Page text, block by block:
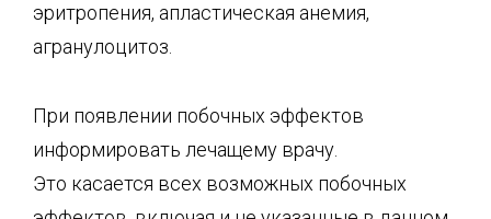
эритропения, апластическая анемия,
агранулоцитоз.
При появлении побочных эффектов
информировать лечащему врачу.
Это касается всех возможных побочных